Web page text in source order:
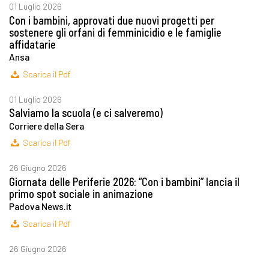
01 Luglio 2026
Con i bambini, approvati due nuovi progetti per
sostenere gli orfani di femminicidio e le famiglie
affidatarie
Ansa
Scarica il Pdf
01 Luglio 2026
Salviamo la scuola (e ci salveremo)
Corriere della Sera
Scarica il Pdf
26 Giugno 2026
Giornata delle Periferie 2026: “Con i bambini” lancia il
primo spot sociale in animazione
Padova News.it
Scarica il Pdf
26 Giugno 2026